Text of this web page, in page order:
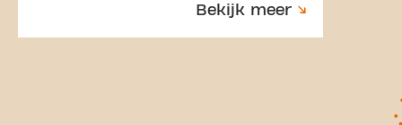
Bekijk meer